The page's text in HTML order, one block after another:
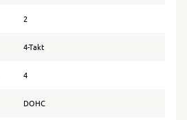
2
4-Takt
4
DOHC